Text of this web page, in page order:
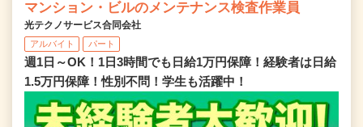
マンション・ビルのメンテナンス検査作業員
光テクノサービス合同会社
アルバイト パート
週1日～OK！1日3時間でも日給1万円保障！経験者は日給
1.5万円保障！性別不問！学生も活躍中！